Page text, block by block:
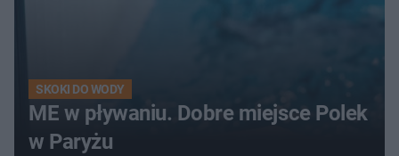
SKOKI DO WODY
ME w pływaniu. Dobre miejsce Polek
w Paryżu